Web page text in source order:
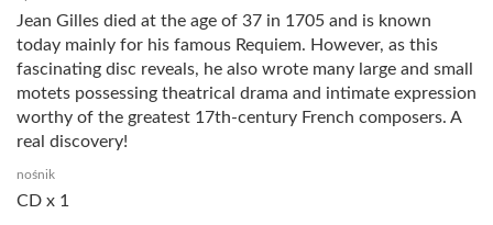
Jean Gilles died at the age of 37 in 1705 and is known
today mainly for his famous Requiem. However, as this
fascinating disc reveals, he also wrote many large and small
motets possessing theatrical drama and intimate expression
worthy of the greatest 17th-century French composers. A
real discovery!
nośnik
CD x 1